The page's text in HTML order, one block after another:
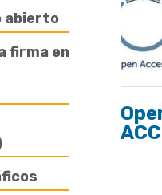
abierto
firma en